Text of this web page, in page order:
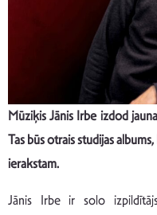
Mūziķis Jānis Irbe izdod
Tas būs otrais studijas
ierakstam.
Jānis Irbe ir solo